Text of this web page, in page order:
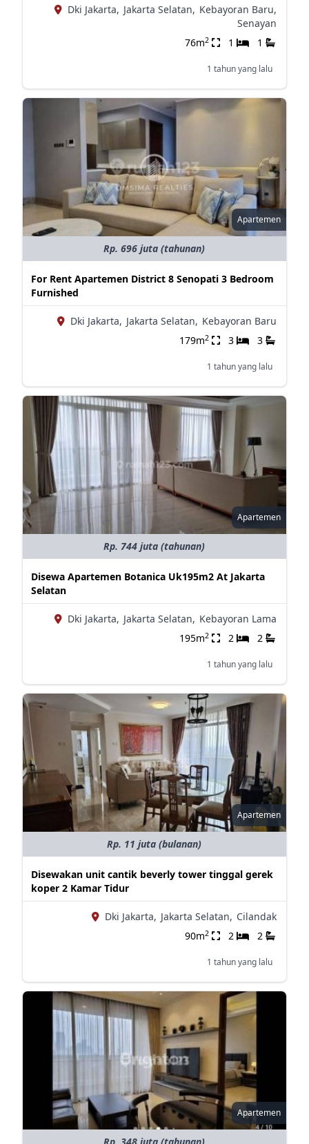
Dki Jakarta, Jakarta Selatan, Kebayoran Baru,
Senayan
76m2 1 1
1 tahun yang lalu
Apartemen
Rp. 696 juta (tahunan)
For Rent Apartemen District 8 Senopati 3 Bedroom
Furnished
Dki Jakarta, Jakarta Selatan, Kebayoran Baru
179m2 3 3
1 tahun yang lalu
Apartemen
Rp. 744 juta (tahunan)
Disewa Apartemen Botanica Uk195m2 At Jakarta
Selatan
Dki Jakarta, Jakarta Selatan, Kebayoran Lama
195m2 2 2
1 tahun yang lalu
Apartemen
Rp. 11 juta (bulanan)
Disewakan unit cantik beverly tower tinggal gerek
koper 2 Kamar Tidur
Dki Jakarta, Jakarta Selatan, Cilandak
90m2 2 2
1 tahun yang lalu
Apartemen